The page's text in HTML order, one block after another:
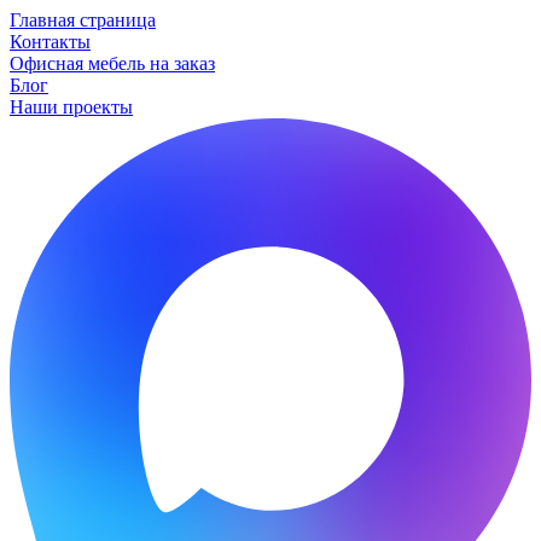
Главная страница
Контакты
Офисная мебель на заказ
Блог
Наши проекты